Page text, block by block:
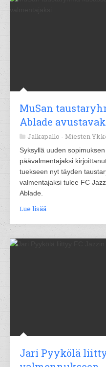
MuSan
Ablade
Jalkapallo - Miesten
Syksyllä uuden
päävalmentajaksi
tuekseen nyt täyden
valmentajaksi tulee FC
Ablade.
Lue lisää
Jari Pyykölä